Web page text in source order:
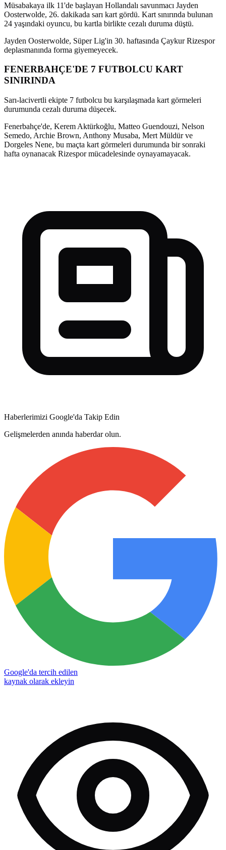
Müsabakaya ilk 11'de başlayan Hollandalı savunmacı Jayden
Oosterwolde, 26. dakikada sarı kart gördü. Kart sınırında bulunan
24 yaşındaki oyuncu, bu kartla birlikte cezalı duruma düştü.
Jayden Oosterwolde, Süper Lig'in 30. haftasında Çaykur Rizespor
deplasmanında forma giyemeyecek.
FENERBAHÇE'DE 7 FUTBOLCU KART
SINIRINDA
Sarı-lacivertli ekipte 7 futbolcu bu karşılaşmada kart görmeleri
durumunda cezalı duruma düşecek.
Fenerbahçe'de, Kerem Aktürkoğlu, Matteo Guendouzi, Nelson
Semedo, Archie Brown, Anthony Musaba, Mert Müldür ve
Dorgeles Nene, bu maçta kart görmeleri durumunda bir sonraki
hafta oynanacak Rizespor mücadelesinde oynayamayacak.
Haberlerimizi Google'da Takip Edin
Gelişmelerden anında haberdar olun.
Google'da tercih edilen
kaynak olarak ekleyin